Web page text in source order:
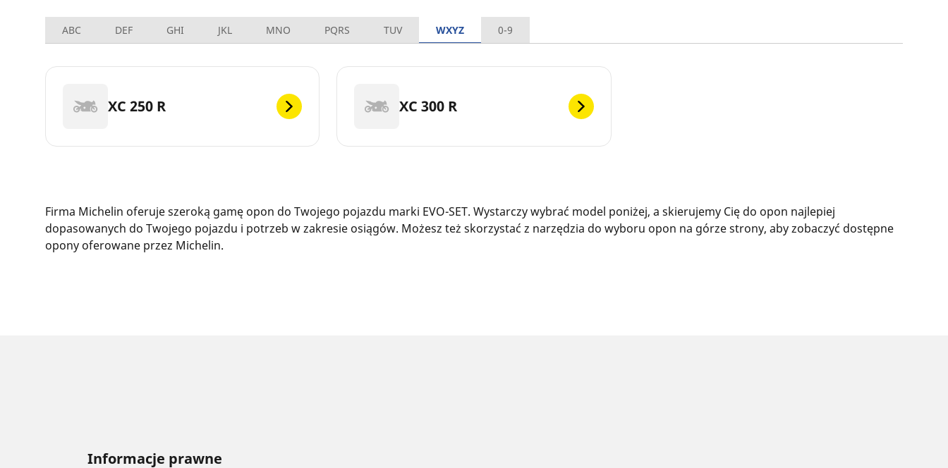
ABC DEF GHI JKL MNO PQRS TUV WXYZ 0-9
XC 250 R XC 300 R
Firma Michelin oferuje szeroką gamę opon do Twojego pojazdu marki EVO-SET. Wystarczy wybrać model poniżej, a skierujemy Cię do opon najlepiej
dopasowanych do Twojego pojazdu i potrzeb w zakresie osiągów. Możesz też skorzystać z narzędzia do wyboru opon na górze strony, aby zobaczyć dostępne
opony oferowane przez Michelin.
Informacje prawne